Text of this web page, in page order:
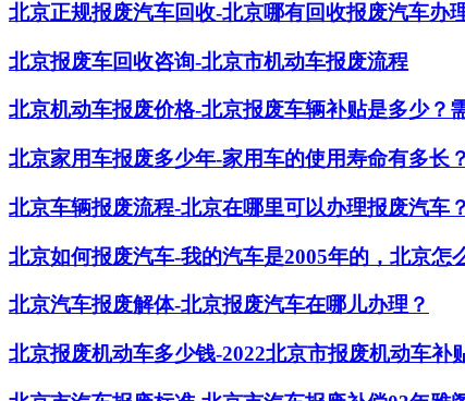
北京正规报废汽车回收-北京哪有回收报废汽车办
北京报废车回收咨询-北京市机动车报废流程
北京机动车报废价格-北京报废车辆补贴是多少？
北京家用车报废多少年-家用车的使用寿命有多长
北京车辆报废流程-北京在哪里可以办理报废汽车？
北京如何报废汽车-我的汽车是2005年的，北京怎
北京汽车报废解体-北京报废汽车在哪儿办理？
北京报废机动车多少钱-2022北京市报废机动车补